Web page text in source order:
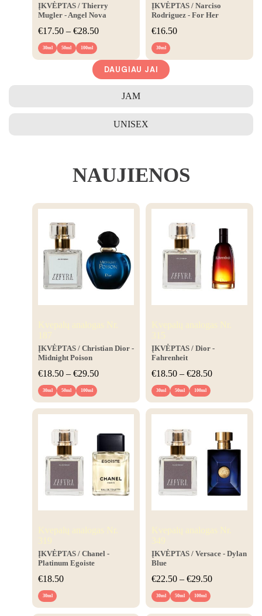
JAM
UNISEX
ĮKVĖPTAS / Thierry
Mugler - Angel Nova
€17.50 – €28.50
30ml 50ml 100ml
ĮKVĖPTAS / Narciso
Rodriguez - For Her
€16.50
30ml
DAUGIAU JAI
NAUJIENOS
Kvepalų analogas Nr.
187
ĮKVĖPTAS / Christian Dior -
Midnight Poison
€18.50 – €29.50
30ml 50ml 100ml
Kvepalų analogas Nr.
315
ĮKVĖPTAS / Dior -
Fahrenheit
€18.50 – €28.50
30ml 50ml 100ml
Kvepalų analogas Nr.
319
ĮKVĖPTAS / Chanel -
Platinum Egoiste
€18.50
30ml
Kvepalų analogas Nr.
349
ĮKVĖPTAS / Versace - Dylan
Blue
€22.50 – €29.50
30ml 50ml 100ml